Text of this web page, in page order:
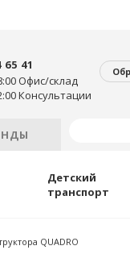
65 41
Офис/склад
Консультации
Детский
транспорт
QUADRO